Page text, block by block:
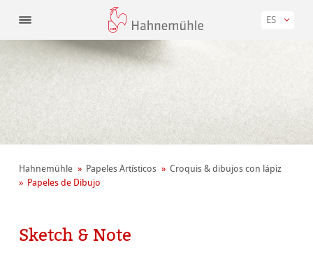
ES
Hahnemühle Papeles Artísticos
Croquis & dibujos con lápiz
Papeles de Dibujo
Sketch & Note